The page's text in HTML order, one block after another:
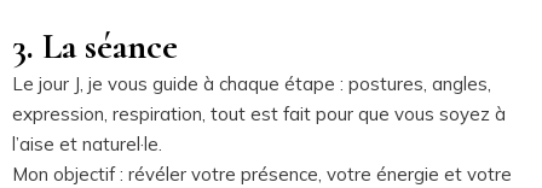
3. La séance
Le jour J, je vous guide à chaque étape : postures, angles,
expression, respiration, tout est fait pour que vous soyez à
l’aise et naturel·le.
Mon objectif : révéler votre présence, votre énergie et votre